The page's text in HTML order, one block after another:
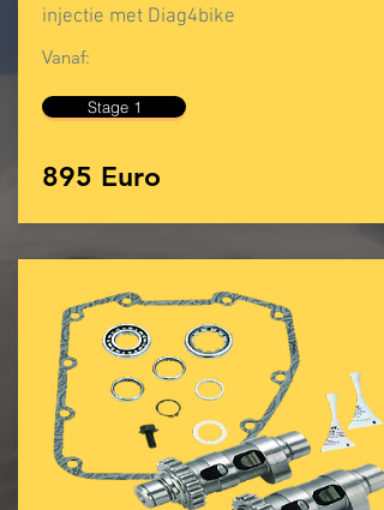
injectie met Diag4bike
Vanaf:
Stage 1
895 Euro